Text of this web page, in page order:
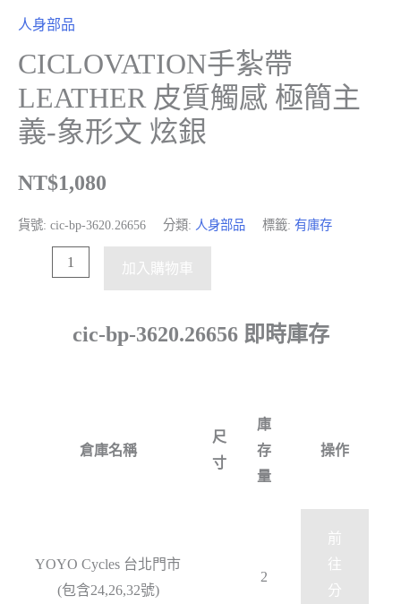
人身部品
CICLOVATION手紮帶
LEATHER 皮質觸感 極簡主
義-象形文 炫銀
NT$1,080
貨號: cic-bp-3620.26656 分類: 人身部品 標籤: 有庫存
加入購物車
cic-bp-3620.26656 即時庫存
倉庫名稱
尺
寸
庫
存
量
操作
YOYO Cycles 台北門市
(包含24,26,32號)
2
前
往
分